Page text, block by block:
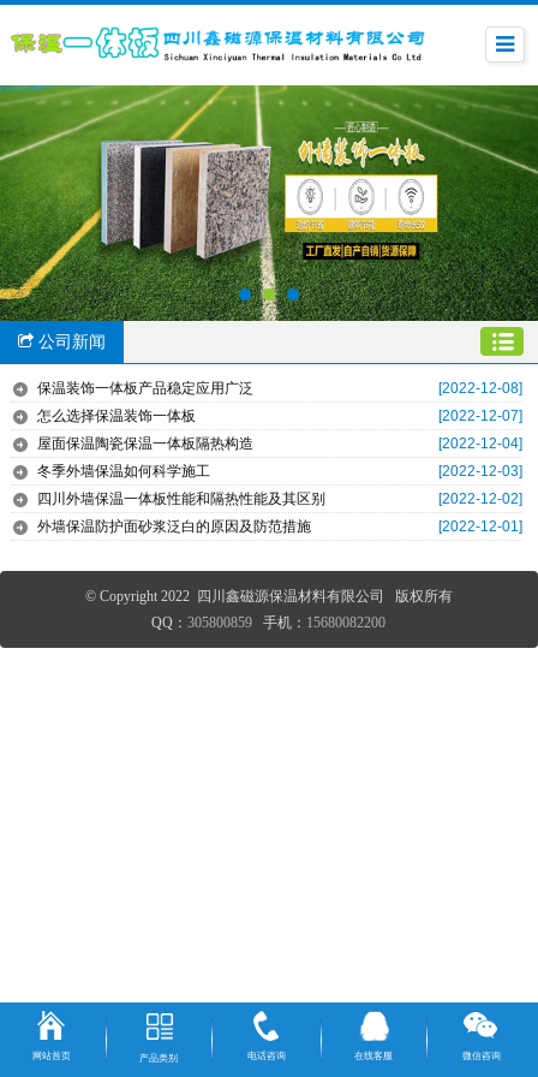
公司新闻
[2022-12-08]
保温装饰一体板产品稳定应用广泛
[2022-12-07]
怎么选择保温装饰一体板
[2022-12-04]
屋面保温陶瓷保温一体板隔热构造
[2022-12-03]
冬季外墙保温如何科学施工
[2022-12-02]
四川外墙保温一体板性能和隔热性能及其区别
[2022-12-01]
外墙保温防护面砂浆泛白的原因及防范措施
© Copyright 2022 四川鑫磁源保温材料有限公司 版权所有
QQ：305800859 手机： 15680082200
网站首页 产品类别 电话咨询 在线客服 微信咨询